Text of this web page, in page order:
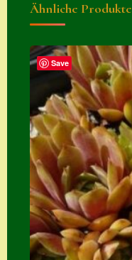
Ähnliche Produkte
Save